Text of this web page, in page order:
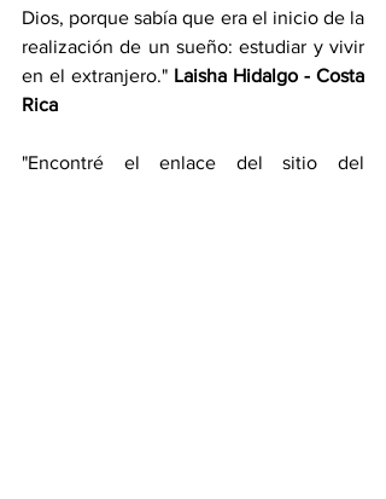
Dios, porque sabía que era el inicio de la
realización de un sueño: estudiar y vivir
en el extranjero." Laisha Hidalgo - Costa
Rica
"Encontré el enlace del sitio del